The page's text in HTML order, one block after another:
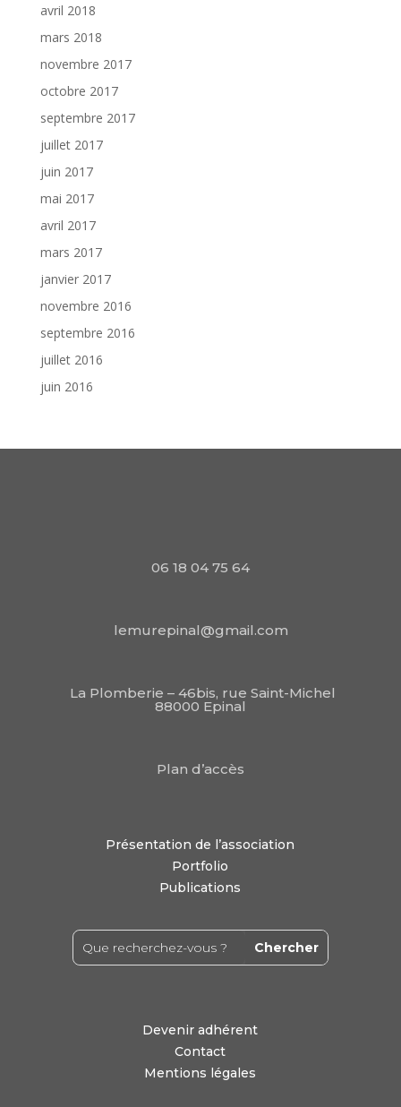
avril 2018
mars 2018
novembre 2017
octobre 2017
septembre 2017
juillet 2017
juin 2017
mai 2017
avril 2017
mars 2017
janvier 2017
novembre 2016
septembre 2016
juillet 2016
juin 2016
06 18 04 75 64
lemurepinal@gmail.com
La Plomberie – 46bis, rue Saint-Michel
88000 Epinal
Plan d’accès
Présentation de l’association
Portfolio
Publications
Devenir adhérent
Contact
Mentions légales